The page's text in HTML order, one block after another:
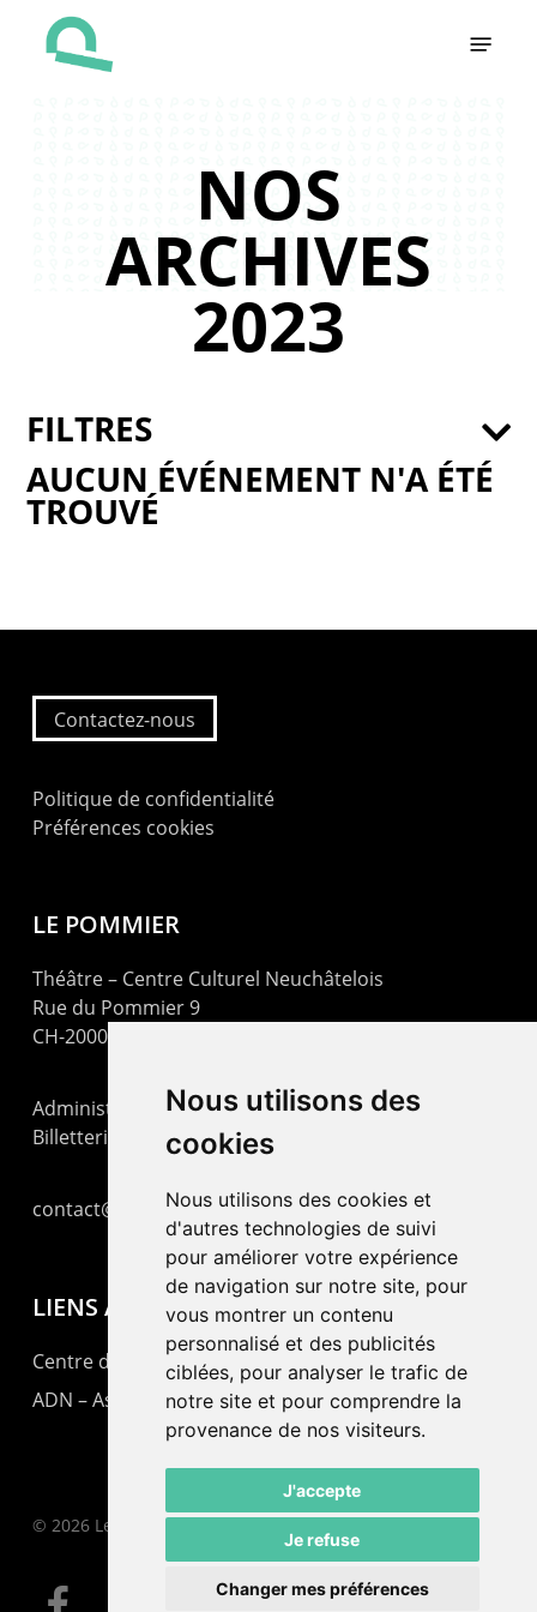
Nous utilisons des
cookies
Nous utilisons des cookies et
d'autres technologies de suivi
pour améliorer votre expérience
de navigation sur notre site, pour
vous montrer un contenu
personnalisé et des publicités
ciblées, pour analyser le trafic de
notre site et pour comprendre la
provenance de nos visiteurs.
J'accepte
Je refuse
Changer mes préférences
NOS
ARCHIVES
2023
AUCUN ÉVÉNEMENT N'A ÉTÉ
TROUVÉ
FILTRES
Contactez-nous
Politique de confidentialité
Préférences cookies
LE POMMIER
Théâtre – Centre Culturel Neuchâtelois
Rue du Pommier 9
CH-2000 Neuchâtel
Administration : +41 32 725 03 03
Billetterie : +41 32 725 05 05
contact@lepommier.ch
LIENS AMIS
Centre de culture ABC
ADN – Association Danse Neuchâtel
© 2026 Le Pommier.
facebook email